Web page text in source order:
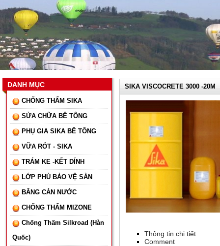
DANH MỤC
CHỐNG THẤM SIKA
SỬA CHỮA BÊ TÔNG
PHỤ GIA SIKA BÊ TÔNG
VỮA RÓT - SIKA
TRÁM KE -KẾT DÍNH
LỚP PHỦ BẢO VỆ SÀN
BĂNG CẢN NƯỚC
CHỐNG THẤM MIZONE
Chống Thấm Silkroad (Hàn
Quốc)
SIKA VISCOCRETE 3000 -20M
Thông tin chi tiết
Comment